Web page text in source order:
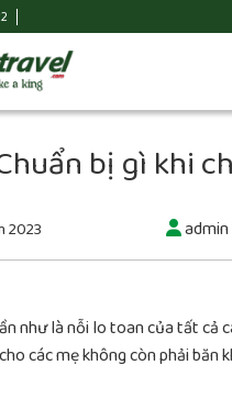
bị gì khi
2023 admin
như là nỗi lo toan của tất cả
các mẹ không còn phải